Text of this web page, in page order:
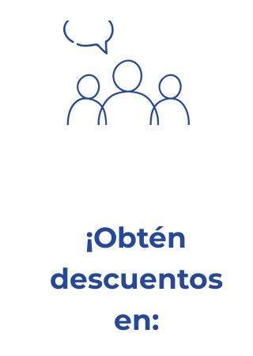
¡Obtén
descuentos
en: